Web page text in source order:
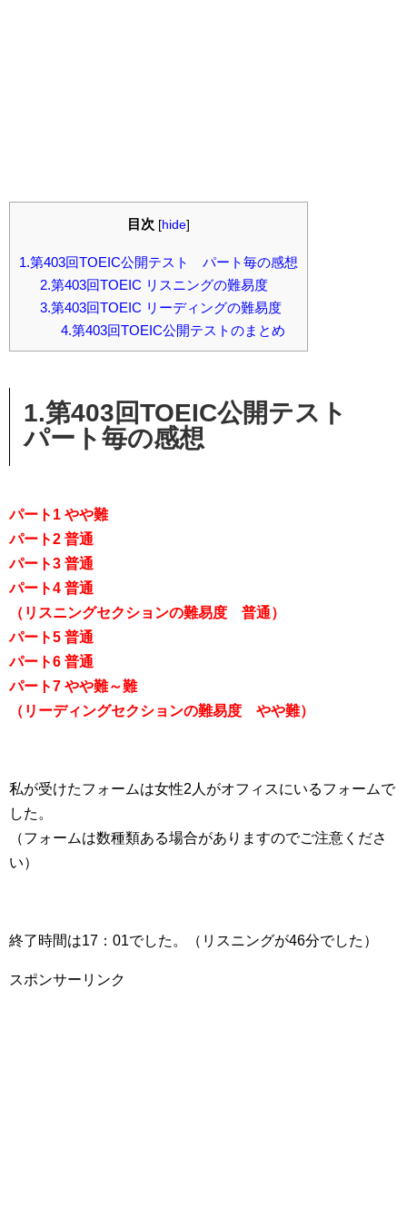
目次 [hide]
1.第403回TOEIC公開テスト パート毎の感想
2.第403回TOEIC リスニングの難易度
3.第403回TOEIC リーディングの難易度
4.第403回TOEIC公開テストのまとめ
1.第403回TOEIC公開テスト
パート毎の感想
パート1 やや難
パート2 普通
パート3 普通
パート4 普通
（リスニングセクションの難易度 普通）
パート5 普通
パート6 普通
パート7 やや難～難
（リーディングセクションの難易度 やや難）
私が受けたフォームは女性2人がオフィスにいるフォームで
した。
（フォームは数種類ある場合がありますのでご注意くださ
い）
終了時間は17：01でした。（リスニングが46分でした）
スポンサーリンク